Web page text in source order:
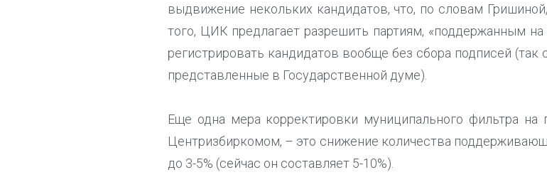
выдвижение некольких кандидатов, что, по словам
того, ЦИК предлагает разрешить партиям, «поддержанным
регистрировать кандидатов вообще без сбора подписей (так
представленные в Государственной думе).
Еще одна мера корректировки муниципального фильтра на
Центризбиркомом, – это снижение количества
до 3-5% (сейчас он составляет 5-10%).